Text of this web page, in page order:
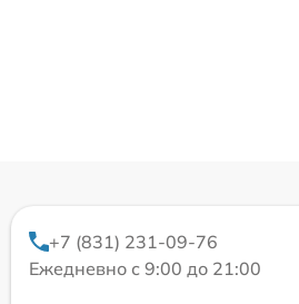
+7 (831) 231-09-76
Ежедневно с 9:00 до 21:00